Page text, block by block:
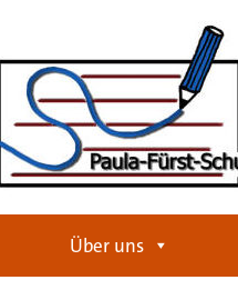
Über uns